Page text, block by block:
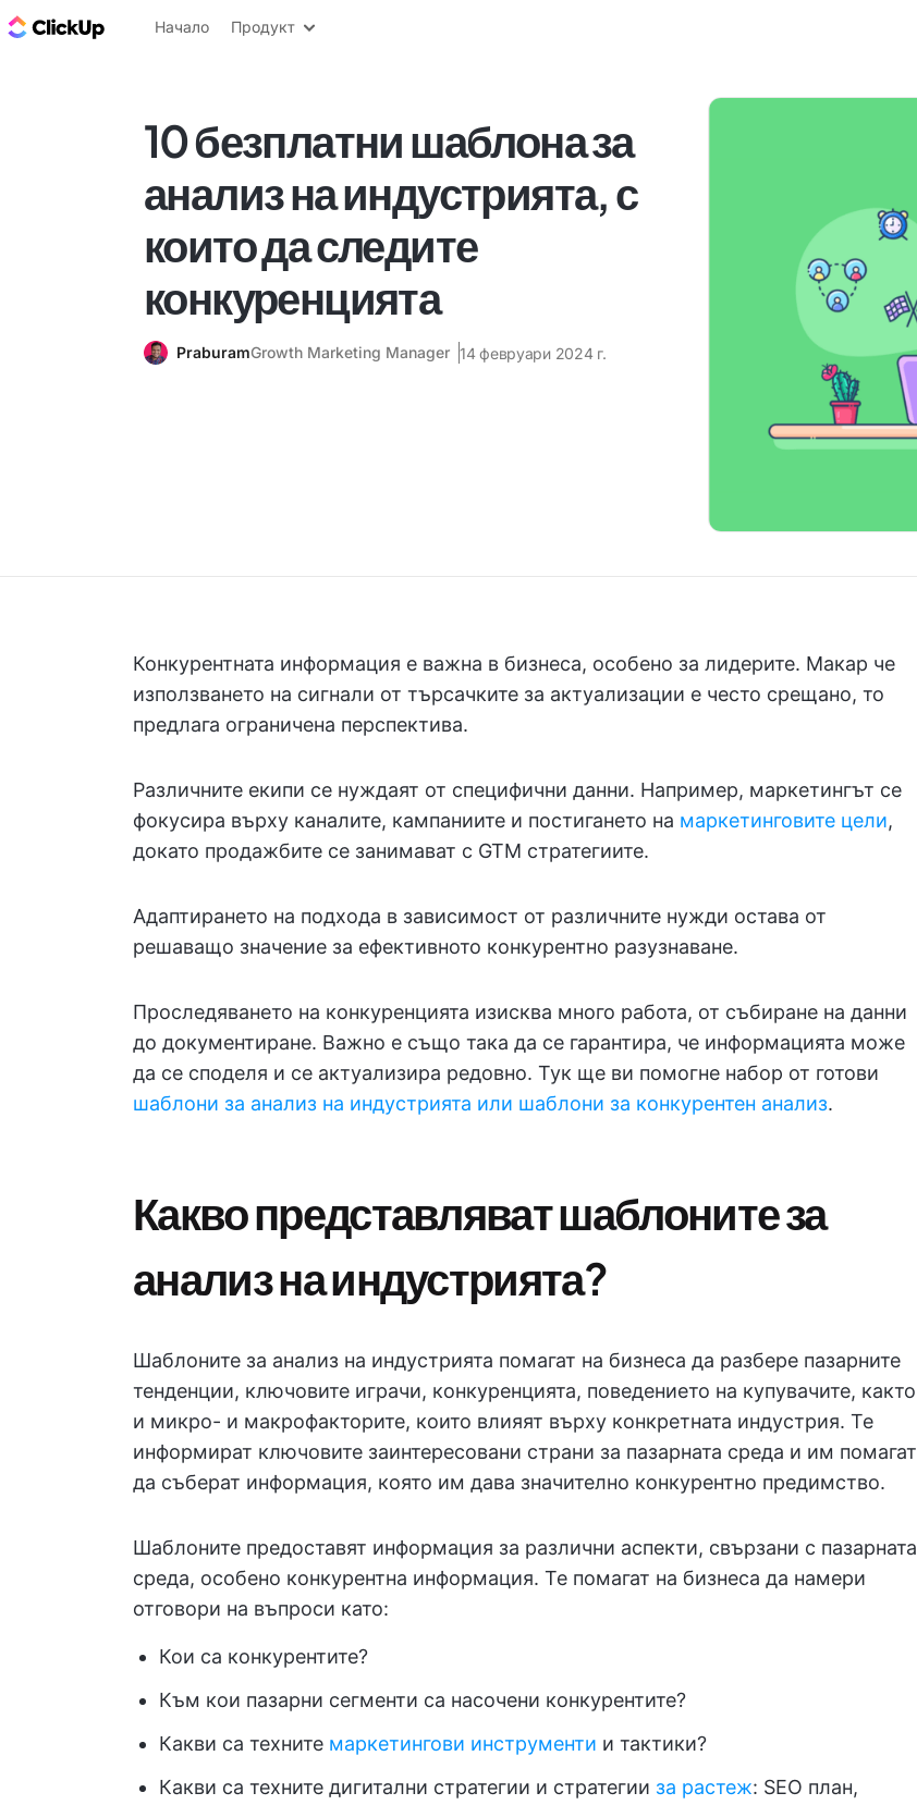
ClickUp блог
Начало Продукт
10 безплатни шаблона за
анализ на индустрията, с
които да следите
конкуренцията
PraburamGrowth Marketing Manager 14 февруари 2024 г.
Конкурентната информация е важна в бизнеса, особено за лидерите. Макар че
използването на сигнали от търсачките за актуализации е често срещано, то
предлага ограничена перспектива.
Различните екипи се нуждаят от специфични данни. Например, маркетингът се
фокусира върху каналите, кампаниите и постигането на маркетинговите цели,
докато продажбите се занимават с GTM стратегиите.
Адаптирането на подхода в зависимост от различните нужди остава от
решаващо значение за ефективното конкурентно разузнаване.
Проследяването на конкуренцията изисква много работа, от събиране на данни
до документиране. Важно е също така да се гарантира, че информацията може
да се споделя и се актуализира редовно. Тук ще ви помогне набор от готови
шаблони за анализ на индустрията или шаблони за конкурентен анализ.
Какво представляват шаблоните за
анализ на индустрията?
Шаблоните за анализ на индустрията помагат на бизнеса да разбере пазарните
тенденции, ключовите играчи, конкуренцията, поведението на купувачите, както
и микро- и макрофакторите, които влияят върху конкретната индустрия. Те
информират ключовите заинтересовани страни за пазарната среда и им помагат
да съберат информация, която им дава значително конкурентно предимство.
Шаблоните предоставят информация за различни аспекти, свързани с пазарната
среда, особено конкурентна информация. Те помагат на бизнеса да намери
отговори на въпроси като:
Кои са конкурентите?
Към кои пазарни сегменти са насочени конкурентите?
Какви са техните маркетингови инструменти и тактики?
Какви са техните дигитални стратегии и стратегии за растеж: SEO план,